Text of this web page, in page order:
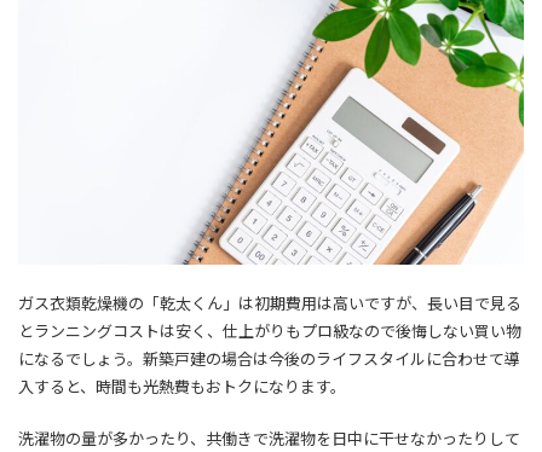
ガス衣類乾燥機の「乾太くん」は初期費用は高いですが、長い目で見る
とランニングコストは安く、仕上がりもプロ級なので後悔しない買い物
になるでしょう。新築戸建の場合は今後のライフスタイルに合わせて導
入すると、時間も光熱費もおトクになります。
洗濯物の量が多かったり、共働きで洗濯物を日中に干せなかったりして